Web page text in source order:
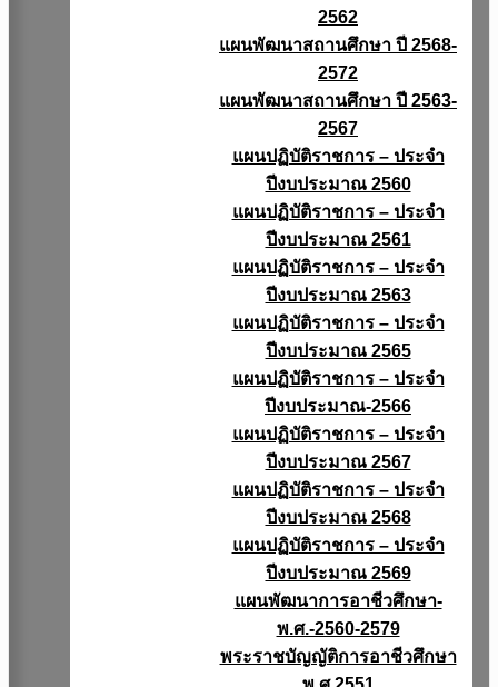
2562
แผนพัฒนาสถานศึกษา ปี 2568-
2572
แผนพัฒนาสถานศึกษา ปี 2563-
2567
แผนปฏิบัติราชการ – ประจำ
ปีงบประมาณ 2560
แผนปฏิบัติราชการ – ประจำ
ปีงบประมาณ 2561
แผนปฏิบัติราชการ – ประจำ
ปีงบประมาณ 2563
แผนปฏิบัติราชการ – ประจำ
ปีงบประมาณ 2565
แผนปฏิบัติราชการ – ประจำ
ปีงบประมาณ-2566
แผนปฏิบัติราชการ – ประจำ
ปีงบประมาณ 2567
แผนปฏิบัติราชการ – ประจำ
ปีงบประมาณ 2568
แผนปฏิบัติราชการ – ประจำ
ปีงบประมาณ 2569
แผนพัฒนาการอาชีวศึกษา-
พ.ศ.-2560-2579
พระราชบัญญัติการอาชีวศึกษา